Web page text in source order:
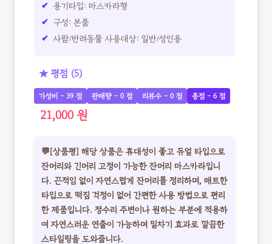
용기타입: 마스카라형
구성: 본품
사람/반려동물 사용대상: 일반/성인용
★ 평점 (5)
가성비 - 39 점 판매량 - 0 점 리뷰수 - 0 점 총점 - 6 점
21,000 원
💬[상품평] 해당 상품은 휴대성이 좋고 듀얼 타입으로
잔머리와 긴머리 고정이 가능한 잔머리 마스카라입니
다. 끈적임 없이 자연스럽게 잔머리를 정리하며, 매트한
타입으로 떡짐 걱정이 없어 간편한 사용 방법으로 편리
한 제품입니다. 정수리 주변이나 원하는 부분에 적용하
여 자연스러운 연출이 가능하며 밀차기 효과로 깔끔한
스타일링을 도와줍니다.